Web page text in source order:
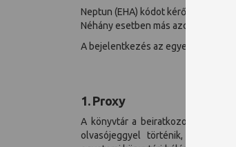
Neptun (EHA) kódot kérő
Néhány esetben más azonosítási
A bejelentkezés az egyes
1. Proxy
A könyvtár a beiratkozott
olvasójeggyel történik, ezért